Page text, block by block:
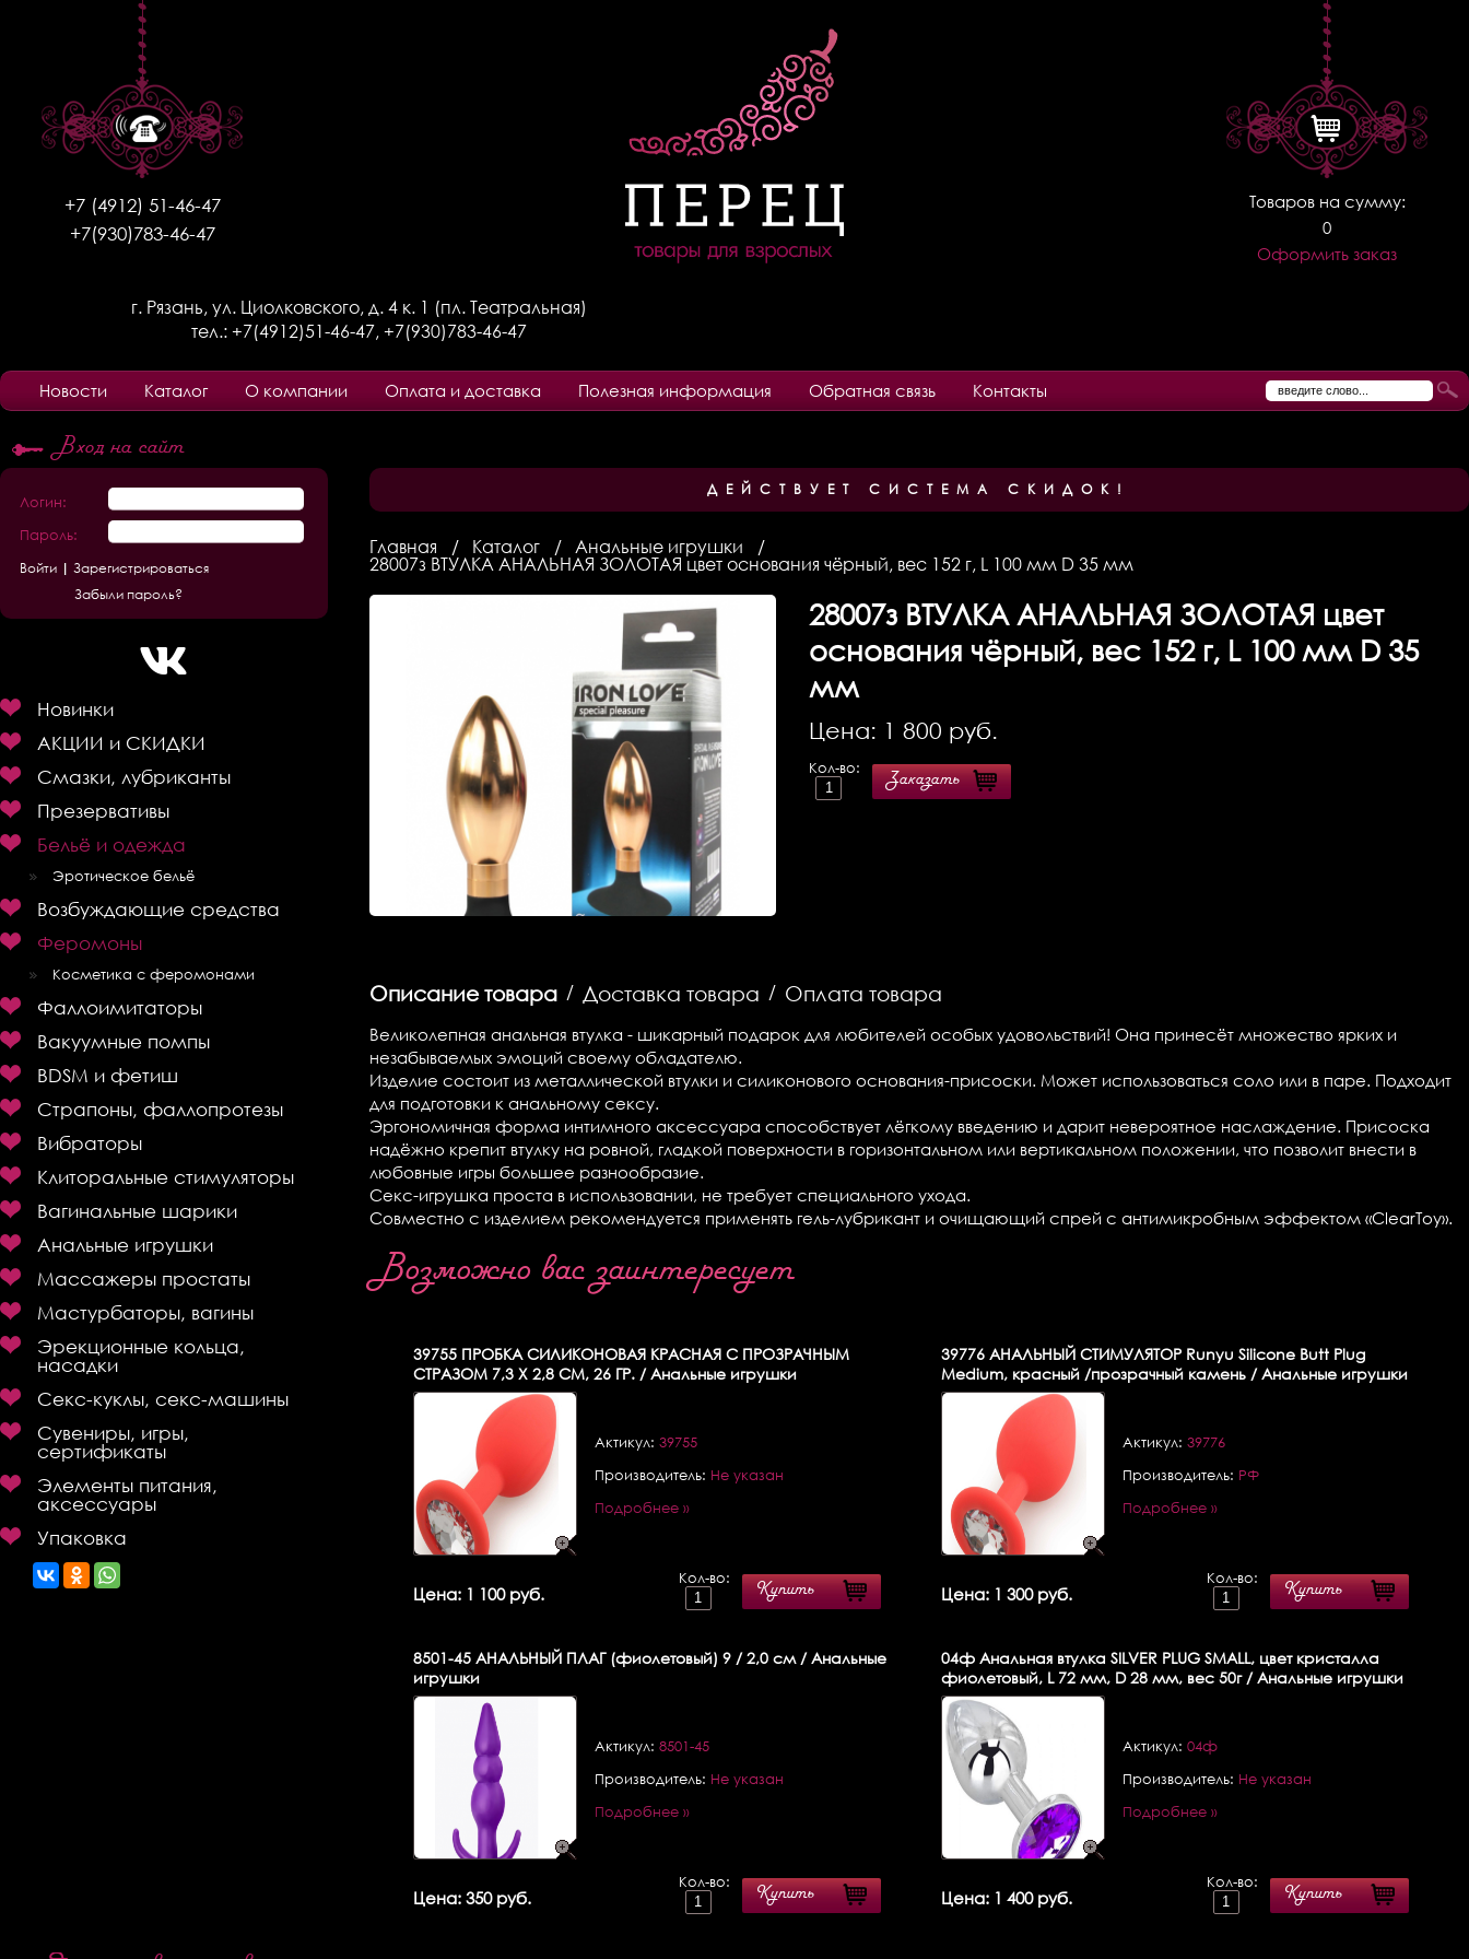
+7 (4912) 51-46-47
+7(930)783-46-47
Товаров на сумму:
0
Оформить заказ
г. Рязань, ул. Циолковского, д. 4 к. 1 (пл. Театральная)
тел.: +7(4912)51-46-47, +7(930)783-46-47
Новости Каталог О компании Оплата и доставка Полезная информация Обратная связь Контакты
Вход на сайт
Логин:
Пароль:
Зарегистрироваться
Забыли пароль?
Новинки
АКЦИИ и СКИДКИ
Смазки, лубриканты
Презервативы
Бельё и одежда
Эротическое бельё
Возбуждающие средства
Феромоны
Косметика с феромонами
Фаллоимитаторы
Вакуумные помпы
BDSM и фетиш
Страпоны, фаллопротезы
Вибраторы
Клиторальные стимуляторы
Вагинальные шарики
Анальные игрушки
Массажеры простаты
Мастурбаторы, вагины
Эрекционные кольца,
насадки
Секс-куклы, секс-машины
Сувениры, игры,
сертификаты
Элементы питания,
аксессуары
Упаковка
ДЕЙСТВУЕТ СИСТЕМА СКИДОК!
Главная Каталог
Анальные игрушки
28007з ВТУЛКА АНАЛЬНАЯ ЗОЛОТАЯ цвет основания чёрный, вес 152 г, L 100 мм D 35 мм
28007з ВТУЛКА АНАЛЬНАЯ ЗОЛОТАЯ цвет
основания чёрный, вес 152 г, L 100 мм D 35
мм
Цена: 1 800 руб.
Кол-во:
Заказать
Описание товара/ Доставка товара / Оплата товара
Великолепная анальная втулка - шикарный подарок для любителей особых удовольствий! Она принесёт множество ярких и
незабываемых эмоций своему обладателю.
Изделие состоит из металлической втулки и силиконового основания-присоски. Может использоваться соло или в паре. Подходит
для подготовки к анальному сексу.
Эргономичная форма интимного аксессуара способствует лёгкому введению и дарит невероятное наслаждение. Присоска
надёжно крепит втулку на ровной, гладкой поверхности в горизонтальном или вертикальном положении, что позволит внести в
любовные игры большее разнообразие.
Секс-игрушка проста в использовании, не требует специального ухода.
Совместно с изделием рекомендуется применять гель-лубрикант и очищающий спрей с антимикробным эффектом «ClearToy».
Возможно вас заинтересует
39755ПРОБКА СИЛИКОНОВАЯ КРАСНАЯ С ПРОЗРАЧНЫМ
СТРАЗОМ 7,3 Х 2,8 СМ, 26 ГР. / Анальные игрушки
Актикул: 39755
Производитель: Не указан
Подробнее »
Цена: 1 100 руб.
Кол-во:
Купить
39776АНАЛЬНЫЙ СТИМУЛЯТОР Runyu Silicone Butt Plug
Medium, красный /прозрачный камень / Анальные игрушки
Актикул: 39776
Производитель: РФ
Подробнее »
Цена: 1 300 руб.
Кол-во:
Купить
8501-45АНАЛЬНЫЙ ПЛАГ (фиолетовый) 9 / 2,0 см / Анальные
игрушки
Актикул: 8501-45
Производитель: Не указан
Подробнее »
Цена: 350 руб.
Кол-во:
Купить
04фАнальная втулка SILVER PLUG SMALL, цвет кристалла
фиолетовый, L 72 мм, D 28 мм, вес 50г / Анальные игрушки
Актикул: 04ф
Производитель: Не указан
Подробнее »
Цена: 1 400 руб.
Кол-во:
Купить